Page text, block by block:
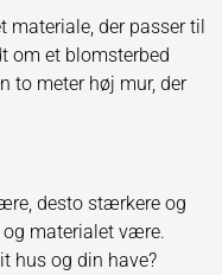
materiale, der passer til
om et blomsterbed
to meter høj mur, der
desto stærkere og
materialet være.
hus og din have?